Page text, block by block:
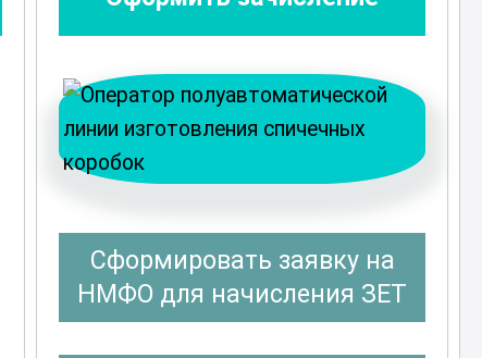
Сформировать заявку на
НМФО для начисления ЗЕТ